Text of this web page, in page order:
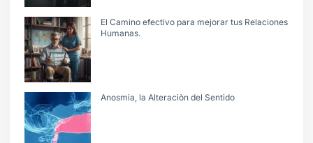
El Camino efectivo para mejorar tus Relaciones
Humanas.
Anosmia, la Alteraciòn del Sentido